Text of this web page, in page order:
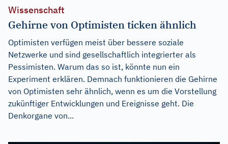
Wissenschaft
Gehirne von Optimisten ticken ähnlich
Optimisten verfügen meist über bessere soziale
Netzwerke und sind gesellschaftlich integrierter als
Pessimisten. Warum das so ist, könnte nun ein
Experiment erklären. Demnach funktionieren die Gehirne
von Optimisten sehr ähnlich, wenn es um die Vorstellung
zukünftiger Entwicklungen und Ereignisse geht. Die
Denkorgane von...